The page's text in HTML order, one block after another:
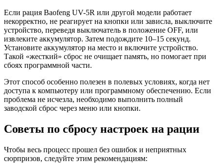
Если рация Baofeng UV-5R или другой модели работает
некорректно, не реагирует на кнопки или зависла, выключите
устройство, переведя выключатель в положение OFF, или
извлеките аккумулятор. Затем подождите 10–15 секунд.
Установите аккумулятор на место и включите устройство.
Такой «жесткий» сброс не очищает память, но помогает при
сбоях программной части.
Этот способ особенно полезен в полевых условиях, когда нет
доступа к компьютеру или программному обеспечению. Если
проблема не исчезла, необходимо выполнить полный
заводской сброс через меню или кнопки.
Советы по сбросу настроек на рации
Чтобы весь процесс прошел без ошибок и неприятных
сюрпризов, следуйте этим рекомендациям: